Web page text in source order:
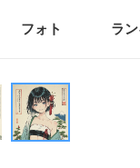
フォト ラ